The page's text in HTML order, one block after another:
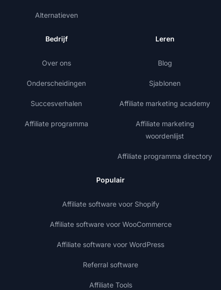
Alternatieven
Bedrijf
Over ons
Onderscheidingen
Succesverhalen
Affiliate programma
Leren
Blog
Sjablonen
Affiliate marketing academy
Affiliate marketing
woordenlijst
Affiliate programma directory
Populair
Affiliate software voor Shopify
Affiliate software voor WooCommerce
Affiliate software voor WordPress
Referral software
Affiliate Tools